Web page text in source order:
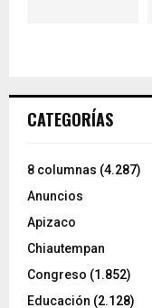
CATEGORÍAS
8 columnas (4.287)
Anuncios
Apizaco
Chiautempan
Congreso (1.852)
Educación (2.128)